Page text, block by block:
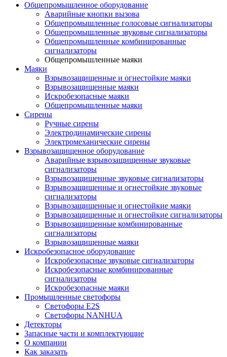
Общепромышленное оборудование
Аварийные кнопки вызова
Общепромышленные голосовые сигнализаторы
Общепромышленные звуковые сигнализаторы
Общепромышленные комбинированные
сигнализаторы
Общепромышленные маяки
Маяки
Взрывозащищенные и огнестойкие маяки
Взрывозащищенные маяки
Искробезопасные маяки
Общепромышленные маяки
Сирены
Ручные сирены
Электродинамические сирены
Электромеханические сирены
Взрывозащищенное оборудование
Аварийные взрывозащищенные звуковые
сигнализаторы
Взрывозащищенные звуковые сигнализаторы
Взрывозащищенные и огнестойкие звуковые
сигнализаторы
Взрывозащищенные и огнестойкие маяки
Взрывозащищенные и огнестойкие сигнализаторы
Взрывозащищенные комбинированные
сигнализаторы
Взрывозащищенные маяки
Искробезопасное оборудование
Искробезопасные звуковые сигнализаторы
Искробезопасные комбинированные
сигнализаторы
Искробезопасные маяки
Промышленные светофоры
Светофоры E2S
Светофоры NANHUA
Детекторы
Запасные части и комплектующие
О компании
Как заказать